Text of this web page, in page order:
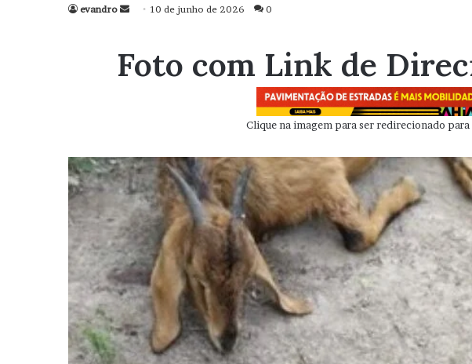
evandro
Mande
mail
10 de junho de 2026 0
Foto com Link de
Clique na imagem para ser redirecionado para